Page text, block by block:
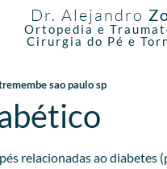
Dr. Alejandro
Ortopedia e
Cirurgia do Pé e
sao paulo sp
relacionadas ao diabetes